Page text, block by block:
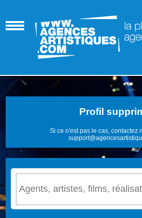
Profil
Si ce n'est pas le cas, contactez